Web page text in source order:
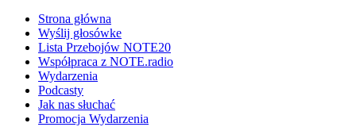
Strona główna
Wyślij głosówke
Lista Przebojów NOTE20
Współpraca z NOTE.radio
Wydarzenia
Podcasty
Jak nas słuchać
Promocja Wydarzenia